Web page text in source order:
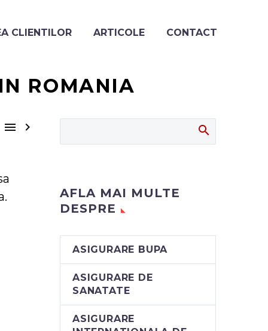
CLIENTILOR ARTICOLE CONTACT
ROMANIA
 
AFLA MAI MULTE
DESPRE
ASIGURARE BUPA
ASIGURARE DE
SANATATE
ASIGURARE